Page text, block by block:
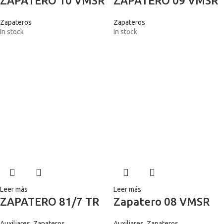
Zapateros
In stock
Zapateros
In stock
Leer más
ZAPATERO 81/7 TR
Leer más
Zapatero 08 VMSR